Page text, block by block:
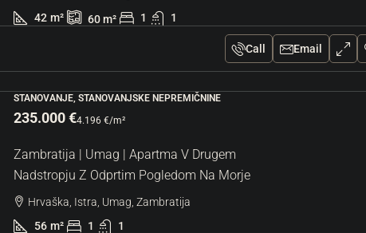
42 m² 60m² 1 1
Call Email
STANOVANJE, STANOVANJSKE NEPREMIČNINE
235.000 €4.196 €/m²
Zambratija | Umag | Apartma V Drugem
Nadstropju Z Odprtim Pogledom Na Morje
Hrvaška, Istra, Umag, Zambratija
56 m² 1 1